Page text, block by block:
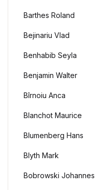
Barthes Roland
Bejinariu Vlad
Benhabib Seyla
Benjamin Walter
Bîrnoiu Anca
Blanchot Maurice
Blumenberg Hans
Blyth Mark
Bobrowski Johannes